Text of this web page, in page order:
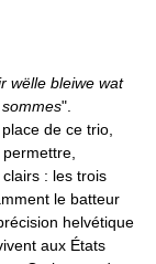
wëlle bleiwe wat
".
de ce trio,
: les trois
le batteur
helvétique
aux États